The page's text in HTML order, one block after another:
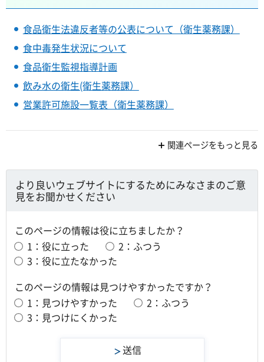
食品衛生法違反者等の公表について（衛生薬務課）
食中毒発生状況について
食品衛生監視指導計画
飲み水の衛生(衛生薬務課）
営業許可施設一覧表（衛生薬務課）
関連ページをもっと見る
より良いウェブサイトにするためにみなさまのご意
見をお聞かせください
このページの情報は役に立ちましたか？
1：役に立った
2：ふつう
3：役に立たなかった
このページの情報は見つけやすかったですか？
1：見つけやすかった
2：ふつう
3：見つけにくかった